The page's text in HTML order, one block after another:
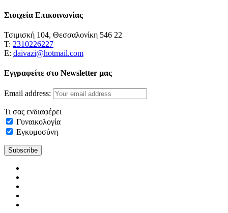
Στοιχεία Επικοινωνίας
Τσιμισκή 104, Θεσσαλονίκη 546 22
Τ: 2310226227
Ε: daivazi@hotmail.com
Εγγραφείτε στο Newsletter μας
Email address:
Τι σας ενδιαφέρει
Γυναικολογία
Εγκυμοσύνη